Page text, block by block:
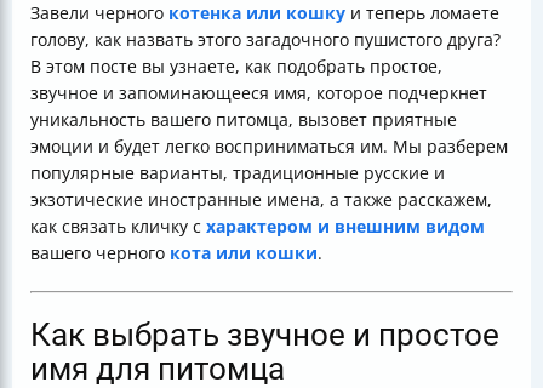
Как связать имя с внешним видом питомца
Таблица популярных имен для черных котов и кошек
Практические советы для выбора имени
Заключение
Полезные ссылки
Завели черного котенка или кошку и теперь ломаете
голову, как назвать этого загадочного пушистого друга?
В этом посте вы узнаете, как подобрать простое,
звучное и запоминающееся имя, которое подчеркнет
уникальность вашего питомца, вызовет приятные
эмоции и будет легко восприниматься им. Мы разберем
популярные варианты, традиционные русские и
экзотические иностранные имена, а также расскажем,
как связать кличку с характером и внешним видом
вашего черного кота или кошки.
Как выбрать звучное и простое
имя для питомца